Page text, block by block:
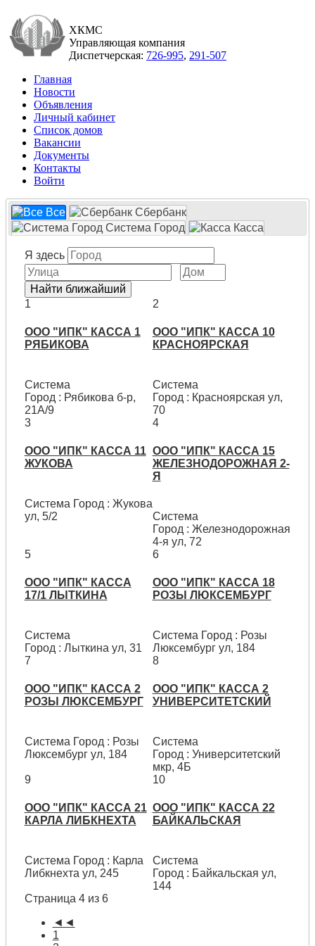
ХКМС
Управляющая компания
Диспетчерская: 726-995, 291-507
Главная
Новости
Объявления
Личный кабинет
Список домов
Вакансии
Документы
Контакты
Войти
Все
Сбербанк
Система Город
Касса
Я здесь
1
ООО "ИПК" КАССА 1
РЯБИКОВА
Система
Город : Рябикова б-р,
21А/9
2
ООО "ИПК" КАССА 10
КРАСНОЯРСКАЯ
Система
Город : Красноярская ул,
70
3
ООО "ИПК" КАССА 11
ЖУКОВА
Система Город : Жукова
ул, 5/2
4
ООО "ИПК" КАССА 15
ЖЕЛЕЗНОДОРОЖНАЯ 2-
Я
Система
Город : Железнодорожная
4-я ул, 72
5
ООО "ИПК" КАССА
17/1 ЛЫТКИНА
Система
Город : Лыткина ул, 31
6
ООО "ИПК" КАССА 18
РОЗЫ ЛЮКСЕМБУРГ
Система Город : Розы
Люксембург ул, 184
7
ООО "ИПК" КАССА 2
РОЗЫ ЛЮКСЕМБУРГ
Система Город : Розы
Люксембург ул, 184
8
ООО "ИПК" КАССА 2
УНИВЕРСИТЕТСКИЙ
Система
Город : Университетский
мкр, 4Б
9
ООО "ИПК" КАССА 21
КАРЛА ЛИБКНЕХТА
Система Город : Карла
Либкнехта ул, 245
10
ООО "ИПК" КАССА 22
БАЙКАЛЬСКАЯ
Система
Город : Байкальская ул,
144
Страница 4 из 6
◄◄
1